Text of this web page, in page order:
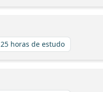
25 horas de estudo